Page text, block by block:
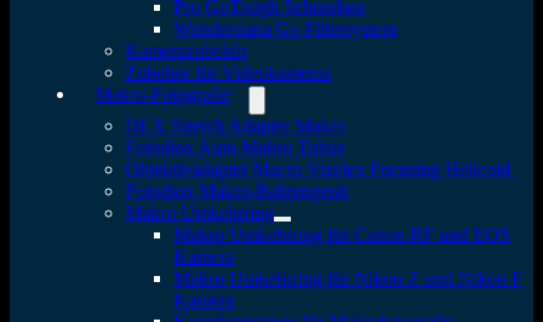
Pro GoTough Schrauben
Wonderpana Go Filtersystem
Kamerazubehör
Zubehör für Videokameras
Makro-Fotografie
DLX Stretch Adapter Makro
Fotodiox Auto Makro Tubus
Objektivadapter Macro Vizelex Focusing Helicoid
Fotodiox Makro-Balgengerät
Makro Umkehrring
Makro Umkehrring für Canon RF und EOS
Kamera
Makro Umkehrring für Nikon Z und Nikon F
Kamera